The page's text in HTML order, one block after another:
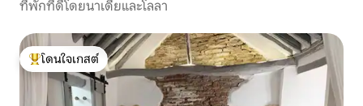
ที่พักที่ดีโดยนาเดียและโลลา
โดนใจเกสต์ที่สุด
โดนใจเกสต์